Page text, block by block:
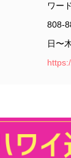
ワー
808-
日〜